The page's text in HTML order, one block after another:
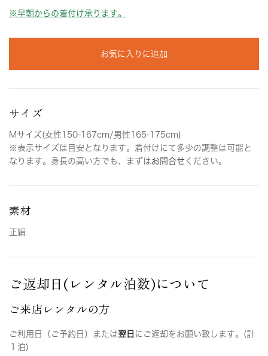
※早朝からの着付け承ります。
お気に入りに追加
サイズ
Mサイズ(女性150-167cm/男性165-175cm)
※表示サイズは目安となります。着付けにて多少の調整は可能と
なります。身長の高い方でも、まずはお問合せ ください。
素材
正絹
ご返却日(レンタル泊数)について
ご来店レンタルの方
ご利用日（ご予約日）または翌日 にご返却をお願い致します。(計
１泊)